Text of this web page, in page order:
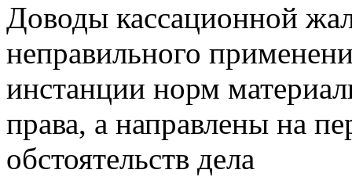
Доводы кассационной
неправильного
инстанции норм
права, а направлены на
обстоятельств дела